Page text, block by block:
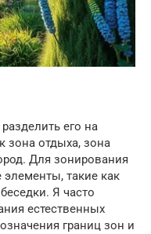
его на
зона отдыха, зона
Для зонирования
такие как
Я часто
естественных
границ зон и